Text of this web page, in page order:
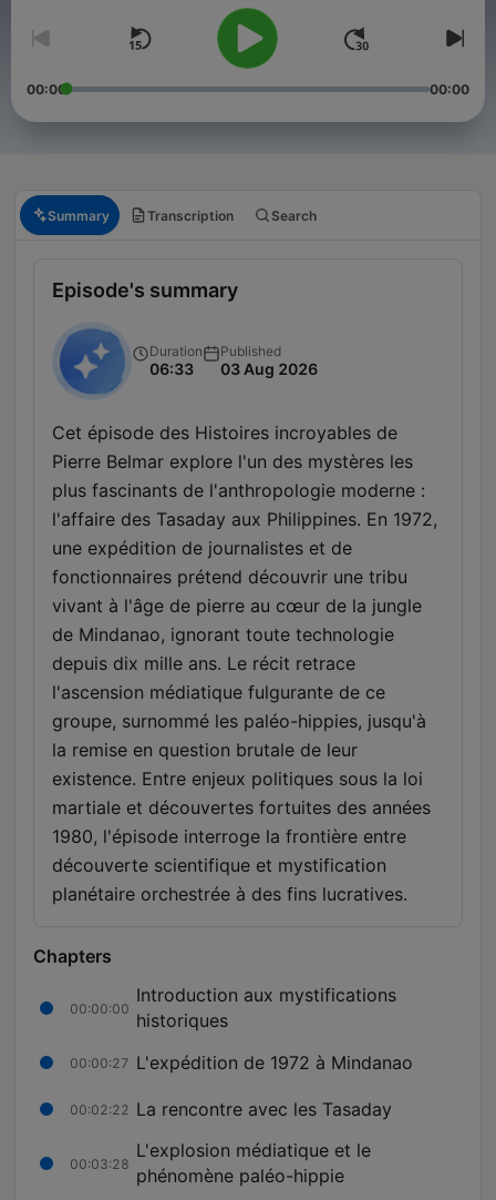
00:00 00:00
Summary Transcription Search
Episode's summary
Duration
06:33
Published
03 Aug 2026
Cet épisode des Histoires incroyables de
Pierre Belmar explore l'un des mystères les
plus fascinants de l'anthropologie moderne :
l'affaire des Tasaday aux Philippines. En 1972,
une expédition de journalistes et de
fonctionnaires prétend découvrir une tribu
vivant à l'âge de pierre au cœur de la jungle
de Mindanao, ignorant toute technologie
depuis dix mille ans. Le récit retrace
l'ascension médiatique fulgurante de ce
groupe, surnommé les paléo-hippies, jusqu'à
la remise en question brutale de leur
existence. Entre enjeux politiques sous la loi
martiale et découvertes fortuites des années
1980, l'épisode interroge la frontière entre
découverte scientifique et mystification
planétaire orchestrée à des fins lucratives.
Chapters
00:00:00
Introduction aux mystifications
historiques
00:00:27 L'expédition de 1972 à Mindanao
00:02:22 La rencontre avec les Tasaday
00:03:28
L'explosion médiatique et le
phénomène paléo-hippie